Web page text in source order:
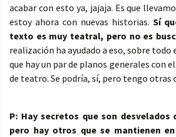
acabar con esto ya, jajaja. Es que
estoy ahora con nuevas historias. Sí
texto es muy teatral, pero no es
realización ha ayudado a eso, sobre todo
que hay un par de planos generales con
de teatro. Se podría, sí, pero tengo otras
P: Hay secretos que son desvelados
pero hay otros que se mantienen